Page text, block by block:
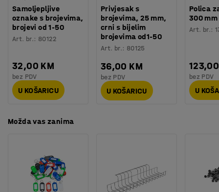
nogama crne boje koje se može podešavati. Noge podižu
ormarić s poda što olakšava čišćenje prostora ispod
ormara. To je posebno praktično u prostoru gdje je važna
higijena.
Odaberite bravu koja najbolje odgovara vašim
potrebama kako biste stvorili idealno rješenje za sigurno
spremanje (prodaje se posebno).
Broj vrata
: 8
Broj sekcija: 4
Potreban broj osoba
Procjena vremena
Montaža : Dolazi nesastavljeno
Testirano
Samoljepljive
oznake s brojevima,
brojevi od 1-50
Art. br.: 80122
32,00 KM
bez PDV
U KOŠARICU
Privjesak s
brojevima, 25 mm,
crni s bijelim
brojevima od1-50
Art. br.: 80125
36,00 KM
bez PDV
U KOŠARICU
Polica
300 mm
Art. br.:
bez PDV
U
Možda vas zanima